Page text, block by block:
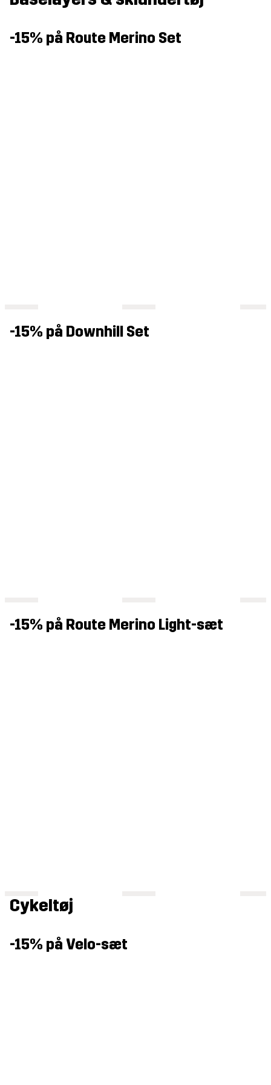
-15% på Route Merino Set
-15% på Downhill Set
-15% på Route Merino Light-sæt
Cykeltøj
-15% på Velo-sæt